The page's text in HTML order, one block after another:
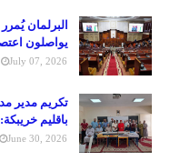
البرلمان
يواصلون
July 07, 2026
تكريم مدير
باقليم خريبكة:
June 30, 2026